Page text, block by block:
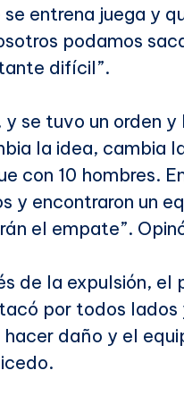
entrena juega y
podamos
difícil”.
se tuvo un orden
la idea, cambia
con 10 hombres.
y encontraron un
el empate”.
de la expulsión, el
por todos
daño y el